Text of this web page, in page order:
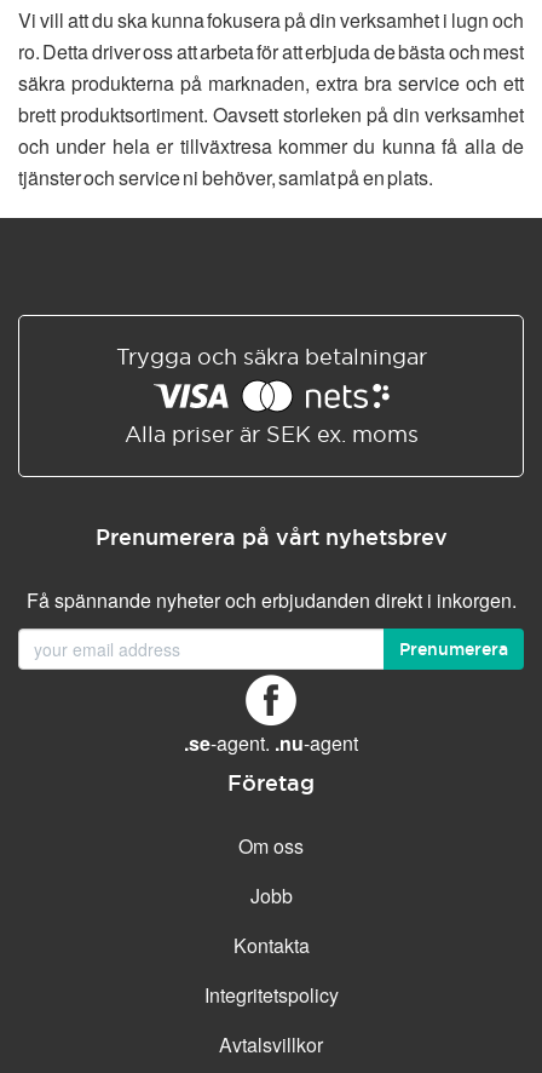
Vi vill att du ska kunna fokusera på din verksamhet i lugn och
ro. Detta driver oss att arbeta för att erbjuda de bästa och mest
säkra produkterna på marknaden, extra bra service och ett
brett produktsortiment. Oavsett storleken på din verksamhet
och under hela er tillväxtresa kommer du kunna få alla de
tjänster och service ni behöver, samlat på en plats.
Trygga och säkra betalningar
Alla priser är SEK ex. moms
Prenumerera på vårt nyhetsbrev
Få spännande nyheter och erbjudanden direkt i inkorgen.
Prenumerera
.se-agent. .nu-agent
Företag
Om oss
Jobb
Kontakta
Integritetspolicy
Avtalsvillkor